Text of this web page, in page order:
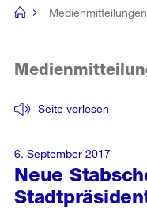
Navigation
[no
Neue
Seite vorlesen
6. September 2017